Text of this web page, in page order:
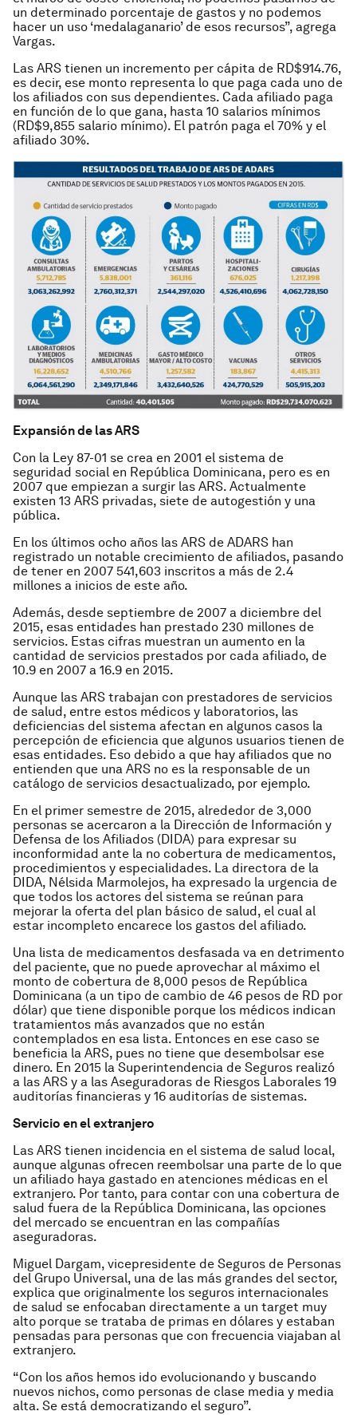
un determinado porcentaje de gastos y no podemos
hacer un uso ‘medalaganario’ de esos recursos”, agrega
Vargas.
Las ARS tienen un incremento per cápita de RD$914.76,
es decir, ese monto representa lo que paga cada uno de
los afiliados con sus dependientes. Cada afiliado paga
en función de lo que gana, hasta 10 salarios mínimos
(RD$9,855 salario mínimo). El patrón paga el 70% y el
afiliado 30%.
Expansión de las ARS
Con la Ley 87-01 se crea en 2001 el sistema de
seguridad social en República Dominicana, pero es en
2007 que empiezan a surgir las ARS. Actualmente
existen 13 ARS privadas, siete de autogestión y una
pública.
En los últimos ocho años las ARS de ADARS han
registrado un notable crecimiento de afiliados, pasando
de tener en 2007 541,603 inscritos a más de 2.4
millones a inicios de este año.
Además, desde septiembre de 2007 a diciembre del
2015, esas entidades han prestado 230 millones de
servicios. Estas cifras muestran un aumento en la
cantidad de servicios prestados por cada afiliado, de
10.9 en 2007 a 16.9 en 2015.
Aunque las ARS trabajan con prestadores de servicios
de salud, entre estos médicos y laboratorios, las
deficiencias del sistema afectan en algunos casos la
percepción de eficiencia que algunos usuarios tienen de
esas entidades. Eso debido a que hay afiliados que no
entienden que una ARS no es la responsable de un
catálogo de servicios desactualizado, por ejemplo.
En el primer semestre de 2015, alrededor de 3,000
personas se acercaron a la Dirección de Información y
Defensa de los Afiliados (DIDA) para expresar su
inconformidad ante la no cobertura de medicamentos,
procedimientos y especialidades. La directora de la
DIDA, Nélsida Marmolejos, ha expresado la urgencia de
que todos los actores del sistema se reúnan para
mejorar la oferta del plan básico de salud, el cual al
estar incompleto encarece los gastos del afiliado.
Una lista de medicamentos desfasada va en detrimento
del paciente, que no puede aprovechar al máximo el
monto de cobertura de 8,000 pesos de República
Dominicana (a un tipo de cambio de 46 pesos de RD por
dólar) que tiene disponible porque los médicos indican
tratamientos más avanzados que no están
contemplados en esa lista. Entonces en ese caso se
beneficia la ARS, pues no tiene que desembolsar ese
dinero. En 2015 la Superintendencia de Seguros realizó
a las ARS y a las Aseguradoras de Riesgos Laborales 19
auditorías financieras y 16 auditorías de sistemas.
Servicio en el extranjero
Las ARS tienen incidencia en el sistema de salud local,
aunque algunas ofrecen reembolsar una parte de lo que
un afiliado haya gastado en atenciones médicas en el
extranjero. Por tanto, para contar con una cobertura de
salud fuera de la República Dominicana, las opciones
del mercado se encuentran en las compañías
aseguradoras.
Miguel Dargam, vicepresidente de Seguros de Personas
del Grupo Universal, una de las más grandes del sector,
explica que originalmente los seguros internacionales
de salud se enfocaban directamente a un target muy
alto porque se trataba de primas en dólares y estaban
pensadas para personas que con frecuencia viajaban al
extranjero.
“Con los años hemos ido evolucionando y buscando
nuevos nichos, como personas de clase media y media
alta. Se está democratizando el seguro”.